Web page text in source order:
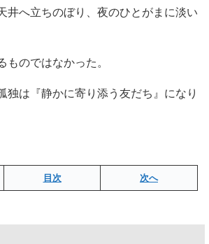
井へ立ちのぼり、夜のひとがまに淡い
ものではなかった。
独は『静かに寄り添う友だち』になり
目次 次へ